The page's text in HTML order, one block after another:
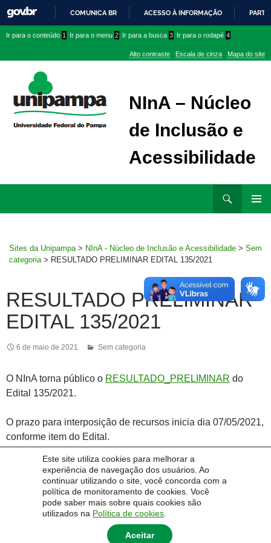
Este site utiliza cookies para melhorar a
experiência de navegação dos usuários. Ao
continuar utilizando o site, você concorda com a
política de monitoramento de cookies. Você
pode saber mais sobre quais cookies são
utilizados na Política de cookies
Aceitar
PARA
CONTEÚDO
COMUNICA BR ACESSO À INFORMAÇÃO
conteúdo
menu
superior
menu
Ir para o conteúdo 1 Ir para o menu 2 Ir para a busca 3 Ir para o rodapé 4
Alto contraste Escala de cinza Mapa do site
NInA – Núcleo
de Inclusão e
Acessibilidade
Sites da Unipampa > NInA - Núcleo de Inclusão e Acessibilidade > Sem
categoria > RESULTADO PRELIMINAR EDITAL 135/2021
RESULTADO PRELIMINAR
EDITAL 135/2021
6 de maio de 2021 Sem categoria
O NInA torna público o RESULTADO_PRELIMINAR do
Edital 135/2021.
O prazo para interposição de recursos inicia dia 07/05/2021,
conforme item do Edital.